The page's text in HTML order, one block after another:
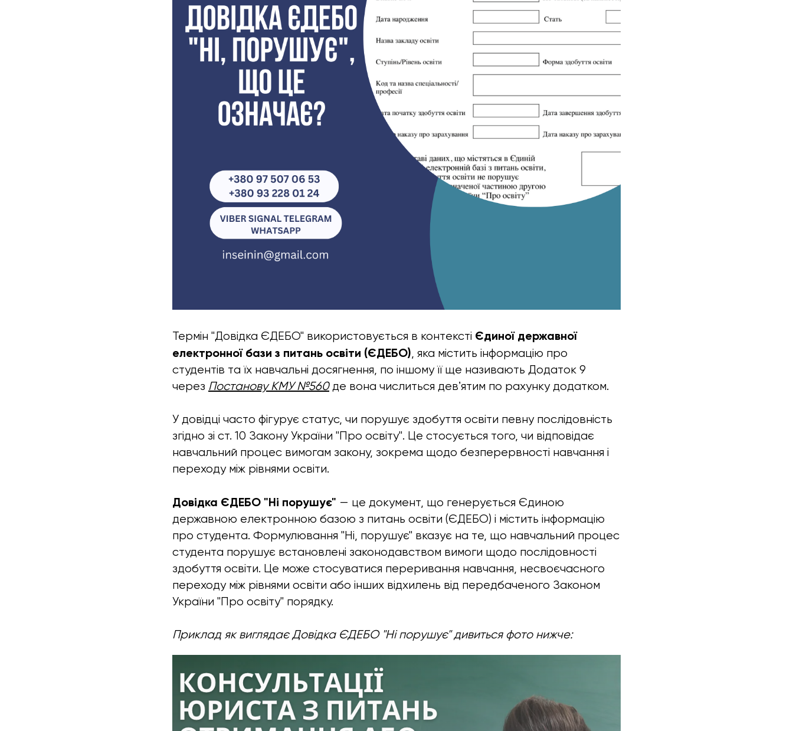
Термін "Довідка ЄДЕБО" використовується в контексті Єдиної державної
електронної бази з питань освіти (ЄДЕБО), яка містить інформацію про
студентів та їх навчальні досягнення, по іншому її ще називають Додаток 9
через Постанову КМУ №560де вона числиться девʼятим по рахунку додатком.
У довідці часто фігурує статус, чи порушує здобуття освіти певну послідовність
згідно зі ст. 10 Закону України "Про освіту". Це стосується того, чи відповідає
навчальний процес вимогам закону, зокрема щодо безперервності навчання і
переходу між рівнями освіти.
Довідка ЄДЕБО "Ні порушує" — це документ, що генерується Єдиною
державною електронною базою з питань освіти (ЄДЕБО) і містить інформацію
про студента. Формулювання "Ні, порушує" вказує на те, що навчальний процес
студента порушує встановлені законодавством вимоги щодо послідовності
здобуття освіти. Це може стосуватися переривання навчання, несвоєчасного
переходу між рівнями освіти або інших відхилень від передбаченого Законом
України "Про освіту" порядку.
Приклад як виглядає Довідка ЄДЕБО "Ні порушує" дивиться фото нижче: